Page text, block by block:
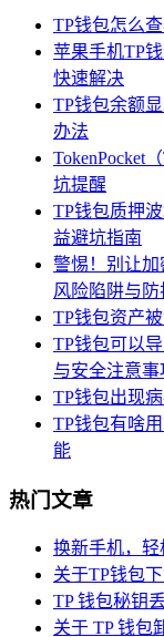
TP钱包怎么
苹果手机TP
快速解决
TP钱包余额
办法
TokenPocket
坑提醒
TP钱包质押
益避坑指南
警惕！别让
风险陷阱与防
TP钱包资产
TP钱包可以
与安全注意事
TP钱包出现
TP钱包有啥
能
热门文章
换新手机，轻
关于TP钱包
TP 钱包秘钥
关于 TP 钱包